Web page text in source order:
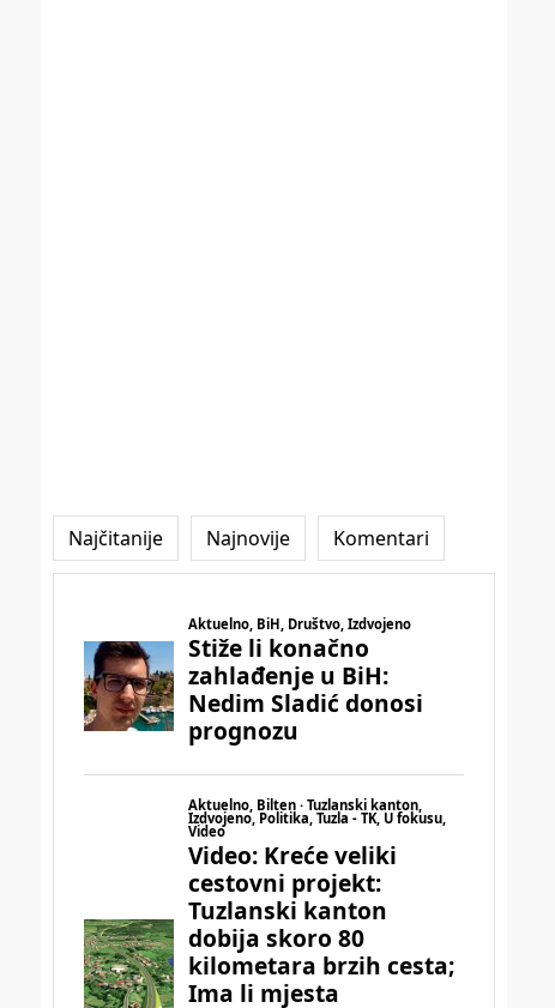
Najčitanije Najnovije Komentari